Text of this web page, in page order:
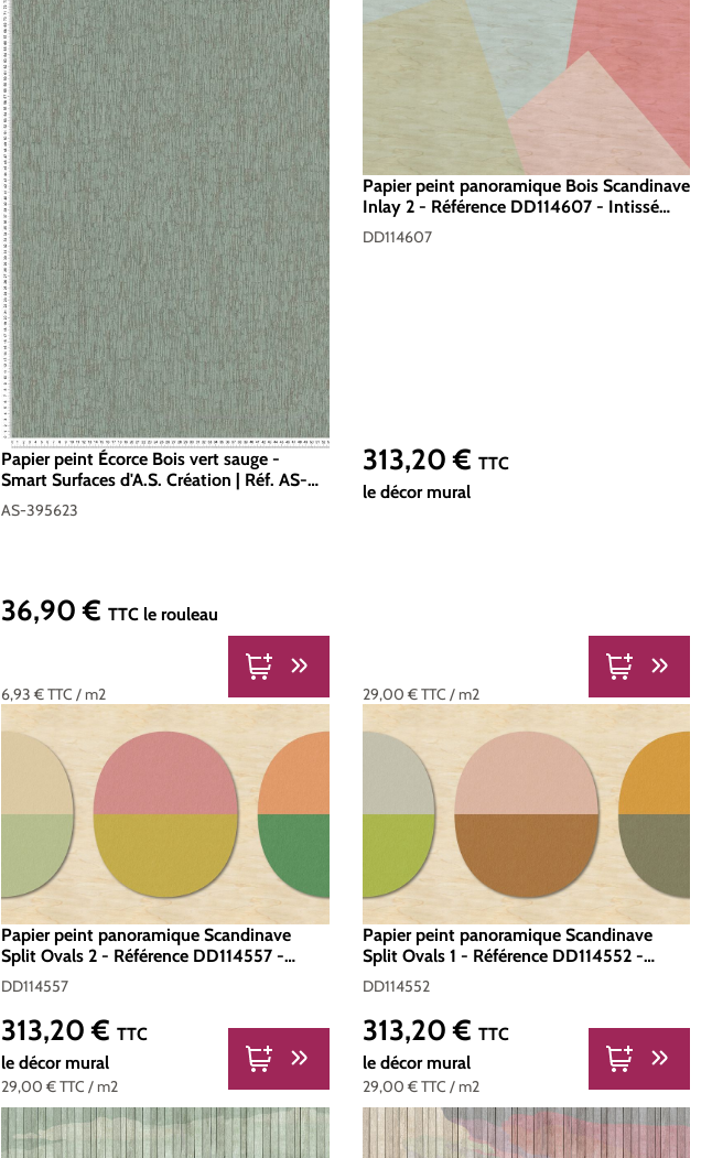
Papier peint Écorce Bois vert sauge -
Smart Surfaces d'A.S. Création | Réf. AS-
395623
AS-395623
6,93 €TTC/ m2
Prix régulier :
36,90 €TTC le rouleau
Papier peint panoramique Bois Scandinave
Inlay 2 - Référence DD114607 - Intissé
200g/m2 - Standard 400 x 270
DD114607
29,00 €TTC / m2
Prix régulier :
313,20 € TTC
le décor mural
Papier peint panoramique Scandinave
Split Ovals 2 - Référence DD114557 -
Intissé 200g/m2 - Standard 400 x 270
DD114557
29,00 €TTC/ m2
Prix régulier :
313,20 €TTC
le décor mural
Papier peint panoramique Scandinave
Split Ovals 1 - Référence DD114552 -
Intissé 200g/m2 - Standard 400 x 270
DD114552
29,00 €TTC / m2
Prix régulier :
313,20 € TTC
le décor mural